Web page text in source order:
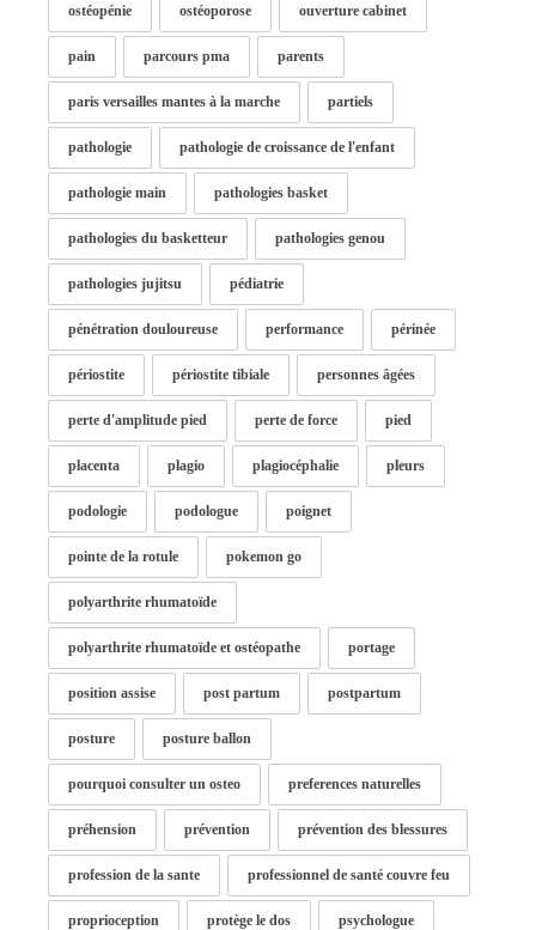
ostéopénie ostéoporose ouverture cabinet
pain parcours pma parents
paris versailles mantes à la marche partiels
pathologie pathologie de croissance de l'enfant
pathologie main pathologies basket
pathologies du basketteur pathologies genou
pathologies jujitsu pédiatrie
pénétration douloureuse performance périnée
périostite périostite tibiale personnes âgées
perte d'amplitude pied perte de force pied
placenta plagio plagiocéphalie pleurs
podologie podologue poignet
pointe de la rotule pokemon go
polyarthrite rhumatoïde
polyarthrite rhumatoïde et ostéopathe portage
position assise post partum postpartum
posture posture ballon
pourquoi consulter un osteo preferences naturelles
préhension prévention prévention des blessures
profession de la sante professionnel de santé couvre feu
proprioception protège le dos psychologue